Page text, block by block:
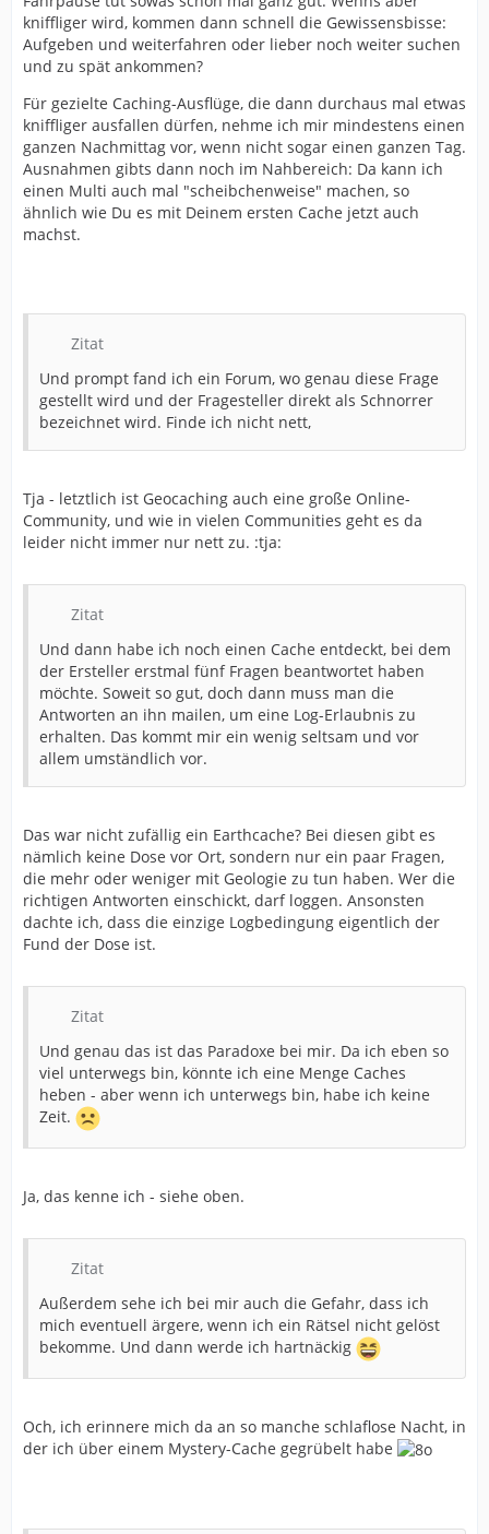
kniffliger wird, kommen dann schnell die Gewissensbisse:
Aufgeben und weiterfahren oder lieber noch weiter suchen
und zu spät ankommen?
Für gezielte Caching-Ausflüge, die dann durchaus mal etwas
kniffliger ausfallen dürfen, nehme ich mir mindestens einen
ganzen Nachmittag vor, wenn nicht sogar einen ganzen Tag.
Ausnahmen gibts dann noch im Nahbereich: Da kann ich
einen Multi auch mal "scheibchenweise" machen, so
ähnlich wie Du es mit Deinem ersten Cache jetzt auch
machst.
Zitat
Und prompt fand ich ein Forum, wo genau diese Frage
gestellt wird und der Fragesteller direkt als Schnorrer
bezeichnet wird. Finde ich nicht nett,
Tja - letztlich ist Geocaching auch eine große Online-
Community, und wie in vielen Communities geht es da
leider nicht immer nur nett zu. :tja:
Zitat
Und dann habe ich noch einen Cache entdeckt, bei dem
der Ersteller erstmal fünf Fragen beantwortet haben
möchte. Soweit so gut, doch dann muss man die
Antworten an ihn mailen, um eine Log-Erlaubnis zu
erhalten. Das kommt mir ein wenig seltsam und vor
allem umständlich vor.
Das war nicht zufällig ein Earthcache? Bei diesen gibt es
nämlich keine Dose vor Ort, sondern nur ein paar Fragen,
die mehr oder weniger mit Geologie zu tun haben. Wer die
richtigen Antworten einschickt, darf loggen. Ansonsten
dachte ich, dass die einzige Logbedingung eigentlich der
Fund der Dose ist.
Zitat
Und genau das ist das Paradoxe bei mir. Da ich eben so
viel unterwegs bin, könnte ich eine Menge Caches
heben - aber wenn ich unterwegs bin, habe ich keine
Zeit.
Ja, das kenne ich - siehe oben.
Zitat
Außerdem sehe ich bei mir auch die Gefahr, dass ich
mich eventuell ärgere, wenn ich ein Rätsel nicht gelöst
bekomme. Und dann werde ich hartnäckig
Och, ich erinnere mich da an so manche schlaflose Nacht, in
der ich über einem Mystery-Cache gegrübelt habe